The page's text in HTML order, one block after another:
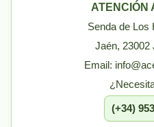
ATENCIÓN
Senda de Los
Jaén, 23002
Email:
(+34)